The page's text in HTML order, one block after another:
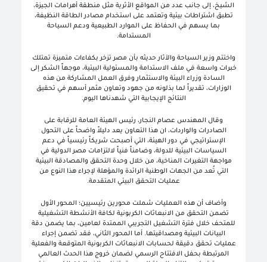
الشيخ، إلى جانب عدد من المواقع الأثرية مثل منطقة أهرامات الجيزة،
تطبق اشتراطات بيئية وتعتمد على استخدام مصادر الطاقة النظيفة،
بما يسهم في الحفاظ على الموارد الطبيعية ودعم السياحة
المستدامة.
واختتم وزير السياحة والآثار حديثه بأن مصر تزخر بكفاءات متميزة تمتلك
خبرات واسعة في ملف الاستدامة والمسئولية البيئية، موجهاً الشكر إلى
السادة وزراء البيئة والاستثمار وفرق العمل المشاركة من هذه
الوزارات، تقديراً لما بذلونه من جهود وتعاون مثمر أسهم في تحقيق
النتائج الإيجابية التي شهدناها اليوم.
وقال المهندس عصام النجار، رئيس الهيئة العامة للرقابة على
الصادرات والواردات، ان هذا التعاون يعد دليلاً واضحاً على التحول
الإستراتيجي في دور الهيئة، التي أصبحت شريكاً رئيسياً في دعم
السياسات البيئية للدولة، وضامناً فنياً لالتزامات مصر الدولية في
مواجهة التغيرات المناخية، من خلال وحدة التحقق والمصادقة البيئية
التي تُعد من الجهات الوطنية الرائدة والمؤهلة لإجراء هذا النوع من
عمليات التحقق البيئي المتقدمة.
وأضاف أن هذه العمليات شملت محورين رئيسيين؛ المحور الأول
تضمن التحقق من الانبعاثات الكربونية لكافة الأنشطة التشغيلية
للمتحف خلال فترة التشغيل التجريبي الممتدة لعامين، بما يضمن دقة
البيانات البيئية ومصداقيتها. أما المحور الثاني، فقد تضمن إجراء
عمليات تحقق دقيقة لحسابات الانبعاثات الكربونية المتوقعة والفعلية
المرتبطة بحفل الافتتاح الرسمي لضمان خروج هذا الحدث العالمي